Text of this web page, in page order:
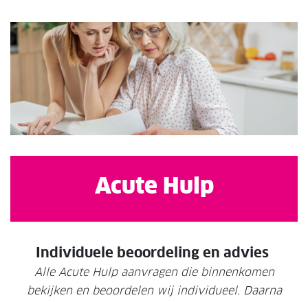
Acute Hulp
Individuele beoordeling en advies
Alle Acute Hulp aanvragen die binnenkomen
bekijken en beoordelen wij individueel. Daarna